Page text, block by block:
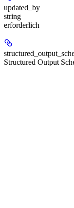
updated_by
string
erforderlich
Structured Output